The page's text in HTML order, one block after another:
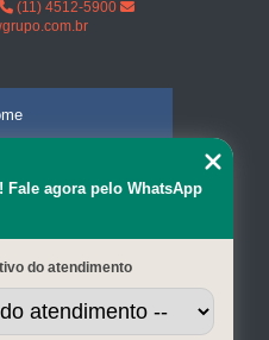
(11) 4512-5900
Fale agora pelo WhatsApp
do atendimento